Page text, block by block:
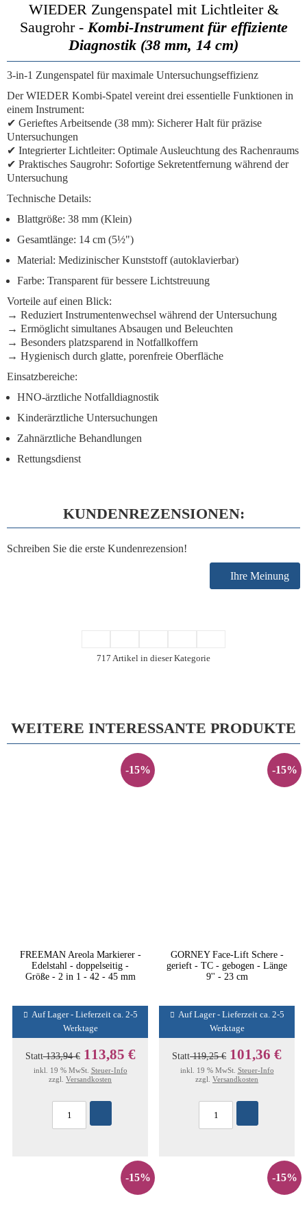
WIEDER Zungenspatel mit Lichtleiter &
Saugrohr - Kombi-Instrument für effiziente
Diagnostik (38 mm, 14 cm)
3-in-1 Zungenspatel für maximale Untersuchungseffizienz
DerWIEDER Kombi-Spatel vereint drei essentielle Funktionen in
einem Instrument:
✔ Gerieftes Arbeitsende (38 mm): Sicherer Halt für präzise
Untersuchungen
✔ Integrierter Lichtleiter: Optimale Ausleuchtung des Rachenraums
✔ Praktisches Saugrohr: Sofortige Sekretentfernung während der
Untersuchung
Technische Details:
Blattgröße: 38 mm (Klein)
Gesamtlänge: 14 cm (5½")
Material: Medizinischer Kunststoff (autoklavierbar)
Farbe: Transparent für bessere Lichtstreuung
Vorteile auf einen Blick:
→ Reduziert Instrumentenwechsel während der Untersuchung
→ Ermöglicht simultanes Absaugen und Beleuchten
→ Besonders platzsparend in Notfallkoffern
→ Hygienisch durch glatte, porenfreie Oberfläche
Einsatzbereiche:
HNO-ärztliche Notfalldiagnostik
Kinderärztliche Untersuchungen
Zahnärztliche Behandlungen
Rettungsdienst
KUNDENREZENSIONEN:
Schreiben Sie die erste Kundenrezension!
Ihre Meinung
717 Artikel in dieser Kategorie
WEITERE INTERESSANTE PRODUKTE
-15%
FREEMAN Areola Markierer -
Edelstahl - doppelseitig -
Größe - 2 in 1 - 42 - 45 mm
Auf Lager - Lieferzeit ca. 2-5
Werktage
Statt133,94 € 113,85 €
inkl. 19 % MwSt. Steuer-Info
zzgl. Versandkosten
-15%
GORNEY Face-Lift Schere -
gerieft - TC - gebogen - Länge
9'' - 23 cm
Auf Lager - Lieferzeit ca. 2-5
Werktage
Statt119,25 € 101,36 €
inkl. 19 % MwSt. Steuer-Info
zzgl. Versandkosten
-15% -15%